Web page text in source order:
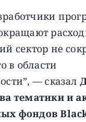
сектор не
в области
— сказал
тематики и
фондов